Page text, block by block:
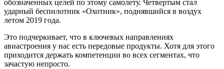
обозначенных целей по этому самолету. Четвертым стал
ударный беспилотник «Охотник», поднявшийся в воздух
летом 2019 года.
Это подчеркивает, что в ключевых направлениях
авиастроения у нас есть передовые продукты. Хотя для этого
приходится держать компетенции во всех сегментах, что
зачастую непросто.